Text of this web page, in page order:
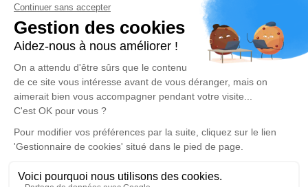
Réseaux sociaux
Liens utiles
Publier un avis de décès
Signaler un abus/une erreur
Consultez nos offres d'emploi